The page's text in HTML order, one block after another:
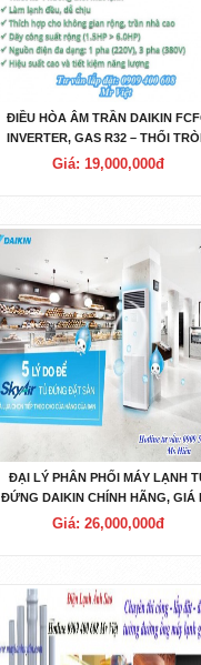
ĐIỀU HÒA ÂM TRẦN DAIKIN
INVERTER, GAS R32 – THỔI
360 ĐỘ, 18 CHẾ ĐỘ THỔI
Giá: 19,000,000đ
ĐẠI LÝ PHÂN PHỐI MÁY LẠNH
ĐỨNG DAIKIN CHÍNH HÃNG, GIÁ
TẠI TPHCM
Giá: 26,000,000đ